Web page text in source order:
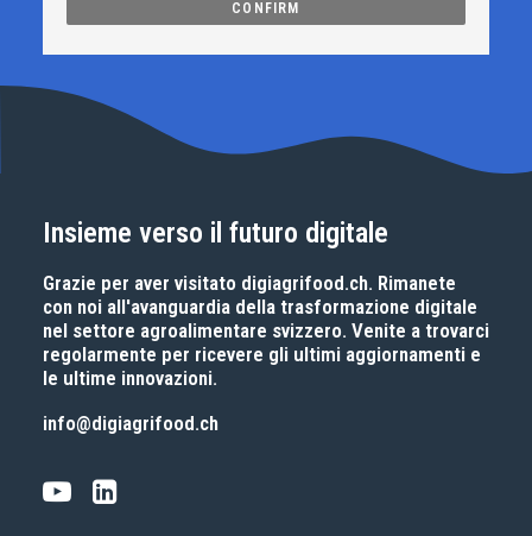
Insieme verso il futuro digitale
Grazie per aver visitato digiagrifood.ch. Rimanete
con noi all'avanguardia della trasformazione digitale
nel settore agroalimentare svizzero. Venite a trovarci
regolarmente per ricevere gli ultimi aggiornamenti e
le ultime innovazioni.
info@digiagrifood.ch